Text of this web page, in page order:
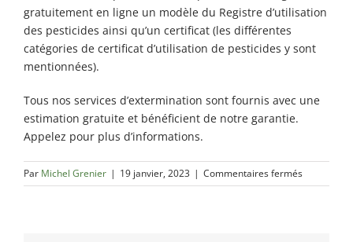
gratuitement en ligne un modèle du Registre d’utilisation
des pesticides ainsi qu’un certificat (les différentes
catégories de certificat d’utilisation de pesticides y sont
mentionnées).
Tous nos services d’extermination sont fournis avec une
estimation gratuite et bénéficient de notre garantie.
Appelez pour plus d’informations.
Par Michel Grenier | 19 janvier, 2023 | Commentaires ferméssur
Utilisation